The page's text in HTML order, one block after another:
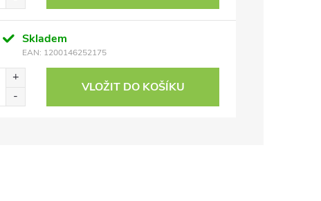
Skladem
EAN: 1200146252175
VLOŽIT DO KOŠÍKU